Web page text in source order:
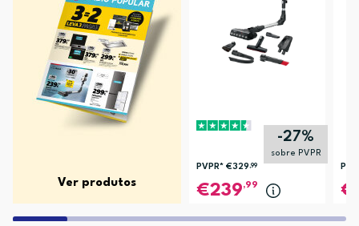
Ver produtos
-27%
sobre PVPR
PVPR* €329,99
239,99